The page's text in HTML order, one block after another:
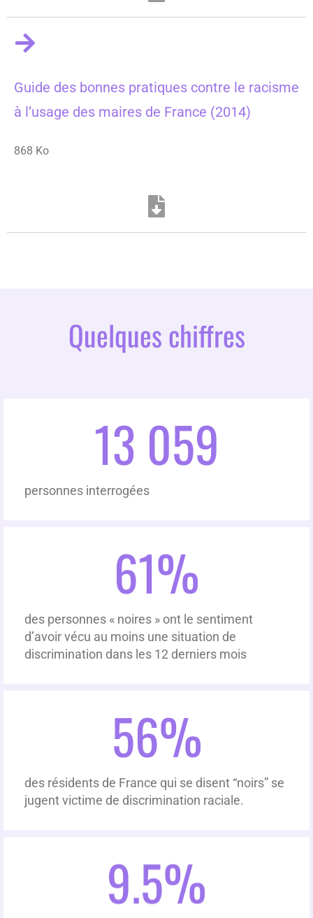
Guide des bonnes pratiques contre le racisme
à l’usage des maires de France (2014)
868 Ko
Quelques chiffres
13 059
personnes interrogées
61%
des personnes « noires » ont le sentiment
d’avoir vécu au moins une situation de
discrimination dans les 12 derniers mois
56%
des résidents de France qui se disent “noirs” se
jugent victime de discrimination raciale.
9.5%